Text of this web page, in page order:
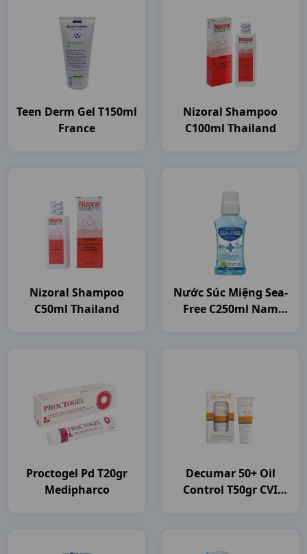
Teen Derm Gel T150ml
France
Nizoral Shampoo
C100ml Thailand
Nizoral Shampoo
C50ml Thailand
Nước Súc Miệng Sea-
Free C250ml Nam
Proctogel Pd T20gr
Medipharco
Decumar 50+ Oil
Control T50gr CVI